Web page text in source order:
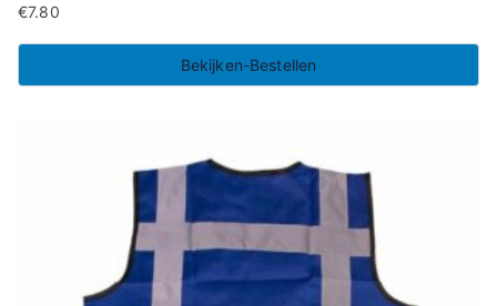
€7.80
Bekijken-Bestellen